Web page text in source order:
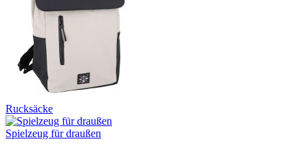
Rucksäcke
Spielzeug für draußen